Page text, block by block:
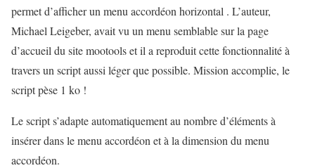
permet d’afficher un menu accordéon horizontal . L’auteur,
Michael Leigeber, avait vu un menu semblable sur la page
d’accueil du site mootools et il a reproduit cette fonctionnalité à
travers un script aussi léger que possible. Mission accomplie, le
script pèse 1 ko !
Le script s’adapte automatiquement au nombre d’éléments à
insérer dans le menu accordéon et à la dimension du menu
accordéon.